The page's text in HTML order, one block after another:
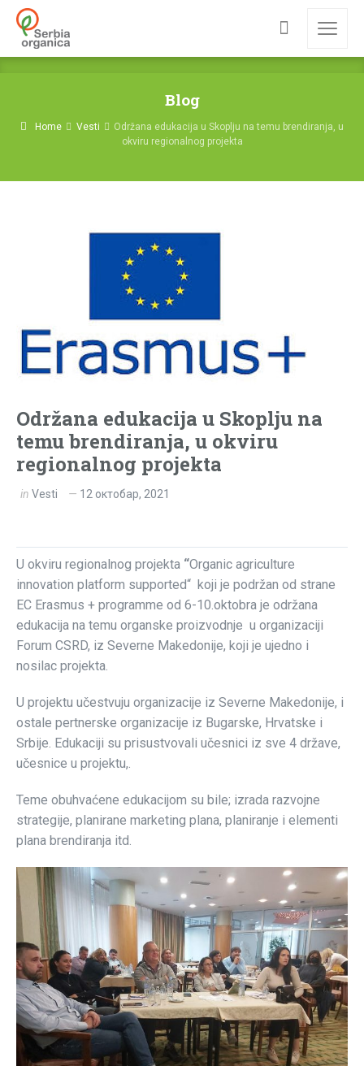
Blog
Home Vesti
Održana edukacija u Skoplju na temu brendiranja, u
okviru regionalnog projekta
Održana edukacija u Skoplju na
temu brendiranja, u okviru
regionalnog projekta
in Vesti 12 октобар, 2021
U okviru regionalnog projekta “Organic agriculture
innovation platform supported“ koji je podržan od strane
EC Erasmus + programme od 6-10.oktobra je održana
edukacija na temu organske proizvodnje u organizaciji
Forum CSRD, iz Severne Makedonije, koji je ujedno i
nosilac projekta.
U projektu učestvuju organizacije iz Severne Makedonije, i
ostale pertnerske organizacije iz Bugarske, Hrvatske i
Srbije. Edukaciji su prisustvovali učesnici iz sve 4 države,
učesnice u projektu,.
Teme obuhvaćene edukacijom su bile; izrada razvojne
strategije, planirane marketing plana, planiranje i elementi
plana brendiranja itd.